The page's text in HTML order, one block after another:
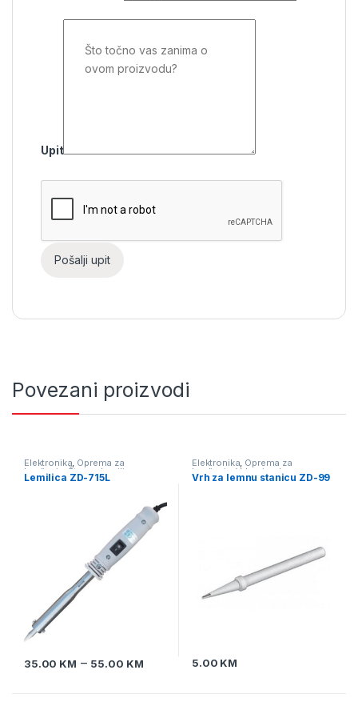
Upit
Povezani proizvodi
Elektronika, Oprema za
lemljenje Štapne lemilice
Lemilica ZD-715L
35.00 KM – 55.00 KM
Elektronika, Oprema za
lemljenje ,Vrhovi za lemne
stanice
Vrh za lemnu stanicu ZD-99
5.00 KM